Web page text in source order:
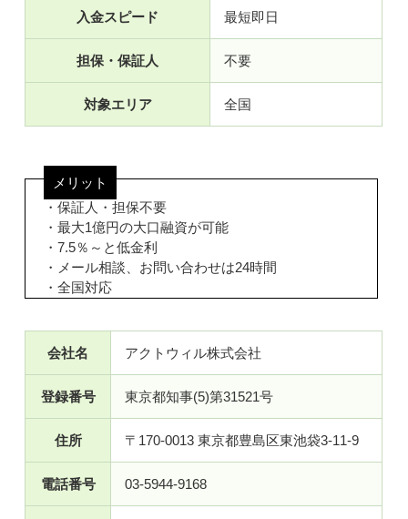
入金スピード 最短即日
担保・保証人 不要
対象エリア 全国
メリット
・保証人・担保不要
・最大1億円の大口融資が可能
・7.5％～と低金利
・メール相談、お問い合わせは24時間
・全国対応
会社名 アクトウィル株式会社
登録番号 東京都知事(5)第31521号
住所 〒170-0013 東京都豊島区東池袋3-11-9
電話番号 03-5944-9168